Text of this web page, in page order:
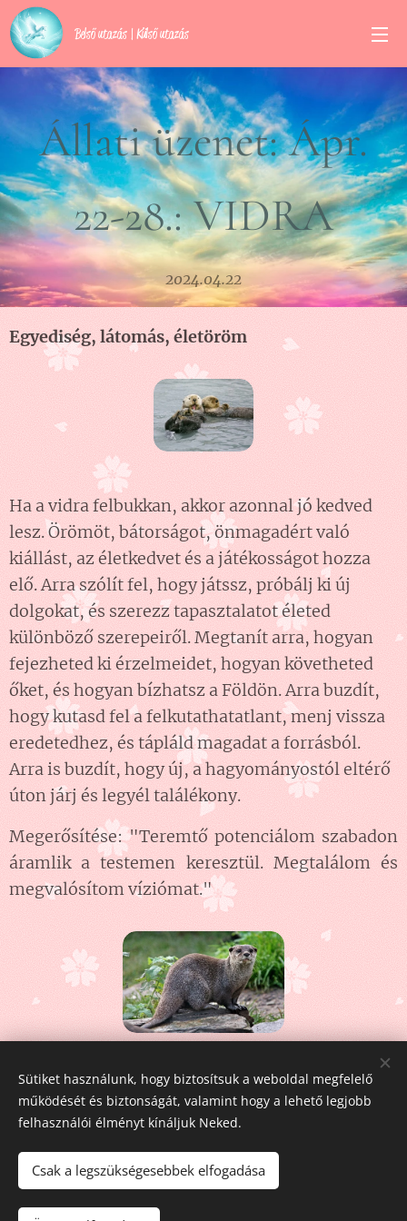
Belső utazás | Külső utazás
Állati üzenet: Ápr.
22-28.: VIDRA
2024.04.22
Egyediség, látomás, életöröm
Ha a vidra felbukkan, akkor azonnal jó kedved
lesz. Örömöt, bátorságot, önmagadért való
kiállást, az életkedvet és a játékosságot hozza
elő. Arra szólít fel, hogy játssz, próbálj ki új
dolgokat, és szerezz tapasztalatot életed
különböző szerepeiről. Megtanít arra, hogyan
fejezheted ki érzelmeidet, hogyan követheted
őket, és hogyan bízhatsz a Földön. Arra buzdít,
hogy kutasd fel a felkutathatatlant, menj vissza
eredetedhez, és tápláld magadat a forrásból.
Arra is buzdít, hogy új, a hagyományostól eltérő
úton járj és legyél találékony.
Megerősítése: "Teremtő potenciálom szabadon
áramlik a testemen keresztül. Megtalálom és
megvalósítom víziómat."
Share
Fehér Pegazus
Sütiket használunk, hogy biztosítsuk a weboldal megfelelő
működését és biztonságát, valamint hogy a lehető legjobb
felhasználói élményt kínáljuk Neked.
Csak a legszükségesebbek elfogadása